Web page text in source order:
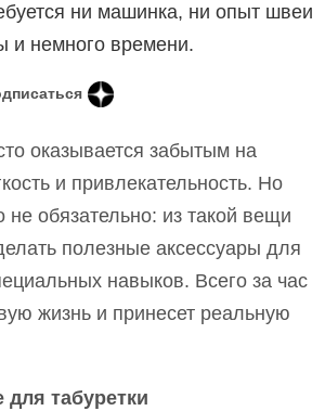
ни машинка, ни опыт швеи
и немного времени.
оказывается забытым на
и привлекательность. Но
не обязательно: из такой вещи
полезные аксессуары для
навыков. Всего за час
жизнь и принесет реальную
для табуретки